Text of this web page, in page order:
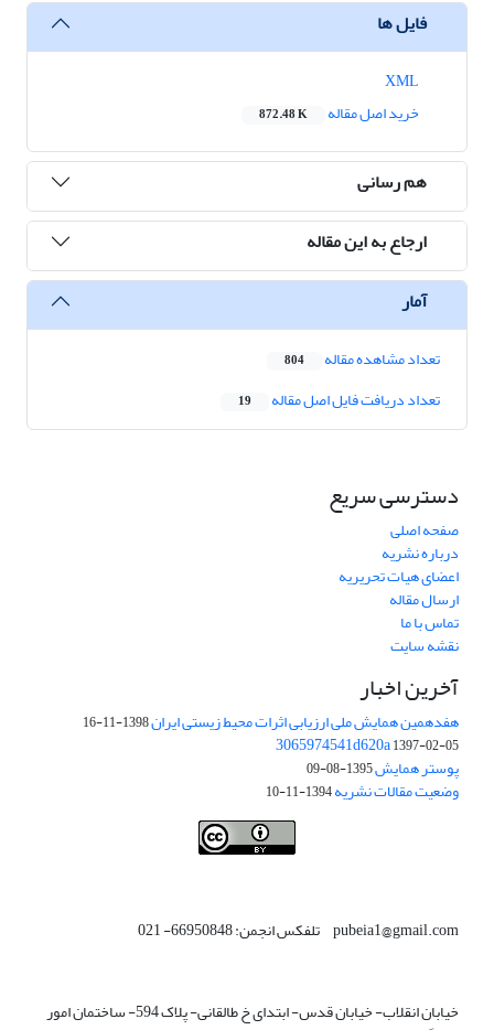
فایل ها
خرید اصل مقاله
872.48 K
هم رسانی
ارجاع به این مقاله
آمار
تعداد مشاهده مقاله 804
تعداد دریافت فایل اصل مقاله 19
دسترسی سریع
صفحه اصلی
درباره نشریه
اعضای هیات تحریریه
ارسال مقاله
تماس با ما
نقشه سایت
آخرین اخبار
هفدهمین همایش ملی ارزیابی اثرات محیط زیستی ایران1398-11-16
3065974541d620a1397-02-05
پوستر همایش1395-08-09
وضعیت مقالات نشریه1394-11-10
pubeia1@gmail.com تلفکس انجمن: 66950848- 021
خیابان انقلاب- خیابان قدس- ابتدای خ طالقانی- پلاک 594- ساختمان امور